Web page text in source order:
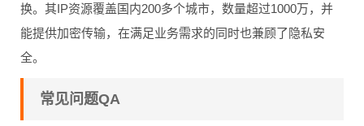
换。其IP资源覆盖国内200多个城市，数量超过1000万，并
能提供加密传输，在满足业务需求的同时也兼顾了隐私安
全。
常见问题QA